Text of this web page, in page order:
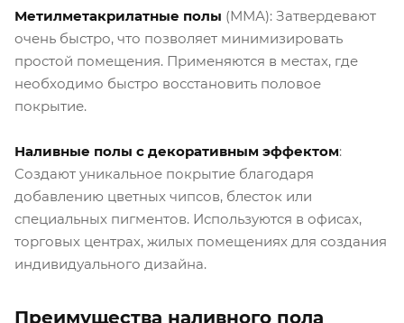
Метилметакрилатные полы (ММА): Затвердевают
очень быстро, что позволяет минимизировать
простой помещения. Применяются в местах, где
необходимо быстро восстановить половое
покрытие.
Наливные полы с декоративным эффектом:
Создают уникальное покрытие благодаря
добавлению цветных чипсов, блесток или
специальных пигментов. Используются в офисах,
торговых центрах, жилых помещениях для создания
индивидуального дизайна.
Преимущества наливного пола